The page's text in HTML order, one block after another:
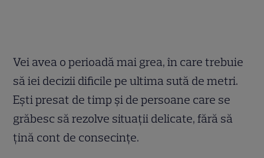
Vei avea o perioadă mai grea, în care trebuie
să iei decizii dificile pe ultima sută de metri.
Eşti presat de timp şi de persoane care se
grăbesc să rezolve situaţii delicate, fără să
ţină cont de consecințe.